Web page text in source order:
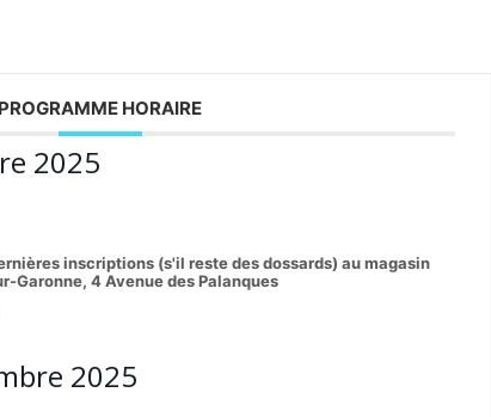
PROGRAMME HORAIRE
2025
inscriptions (s'il reste des dossards) au magasin
Garonne, 4 Avenue des Palanques
2025